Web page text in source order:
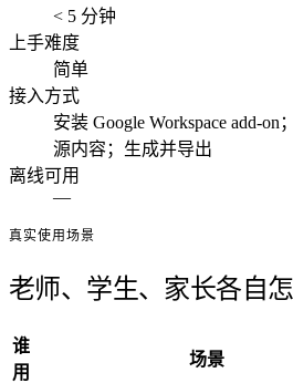
< 5 分钟
上手难度
简单
接入方式
安装 Google Workspace add-
源内容；生成并导出
离线可用
—
真实使用场景
老师、学生、家长各自
谁
用
场景